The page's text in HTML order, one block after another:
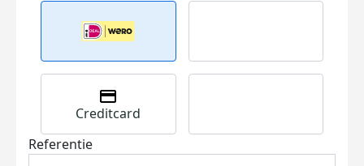
Creditcard
Referentie